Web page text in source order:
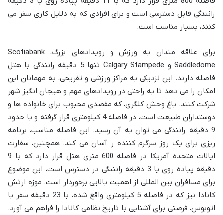
رانندگی قابل دسترسی است و برای افرادی که به دلایل کاری سفر می
کنند، بسیار مناسب است.
برای علاقه مندان به ورزش و رویدادهای بزرگ، Scotiabank
Saddledome و Calgary Stampede تنها 5 دقیقه رانندگی با هتل
فاصله دارند. این نزدیکی به مراکز ورزشی و تفریحی، به مهمانان این
امکان را می دهد تا به راحتی در رویدادهای مهم و هیجان انگیز شهر
شرکت کنند. باغ وحش کلگری، که مقصدی محبوب برای خانواده ها و
دوستداران طبیعت است، در فاصله 4 کیلومتری قرار گرفته و با حدود
9 دقیقه رانندگی می توان به آن رسید. این فاصله مناسب، برنامه
ریزی برای یک روز سرگرم کننده را آسان می کند. همچنین، سفارت
ایالات متحده آمریکا در فاصله 600 متری هتل قرار دارد که با 9
دقیقه پیاده روی یا 3 دقیقه رانندگی در دسترس است، این موضوع
برای مسافران بین المللی از اهمیت بالایی برخوردار است. موزه ارتش
کانادا نیز که در فاصله 5 کیلومتری واقع شده، با 23 دقیقه سفر با
اتوبوس، فرصتی برای آشنایی با تاریخ نظامی کانادا را فراهم می آورد.